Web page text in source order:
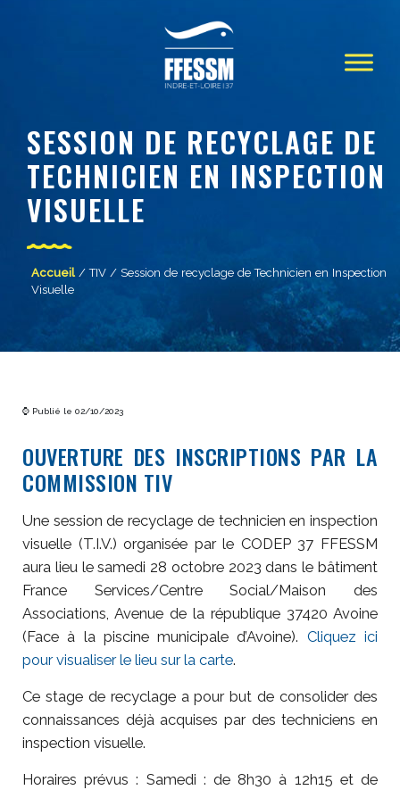
SESSION DE RECYCLAGE DE
TECHNICIEN EN INSPECTION
VISUELLE
Accueil/TIV / Session de recyclage de Technicien en Inspection
Visuelle
⌚ Publié le 02/10/2023
OUVERTURE DES INSCRIPTIONS PAR LA
COMMISSION TIV
Une session de recyclage de technicien en inspection
visuelle (T.I.V.) organisée par le CODEP 37 FFESSM
aura lieu le samedi 28 octobre 2023 dans le bâtiment
France Services/Centre Social/Maison des
Associations, Avenue de la république 37420 Avoine
(Face à la piscine municipale d’Avoine). Cliquez ici
pour visualiser le lieu sur la carte.
Ce stage de recyclage a pour but de consolider des
connaissances déjà acquises par des techniciens en
inspection visuelle.
Horaires prévus : Samedi : de 8h30 à 12h15 et de